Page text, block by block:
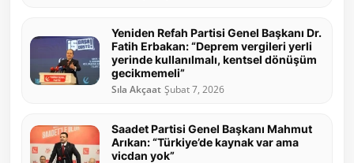
Yeniden Refah Partisi Genel Başkanı Dr.
Fatih Erbakan: “Deprem vergileri yerli
yerinde kullanılmalı, kentsel dönüşüm
gecikmemeli”
Sıla Akçaat Şubat 7, 2026
Saadet Partisi Genel Başkanı Mahmut
Arıkan: “Türkiye’de kaynak var ama
vicdan yok”